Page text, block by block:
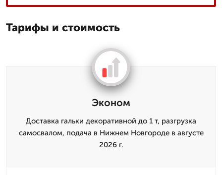
Тарифы и стоимость
Эконом
Доставка гальки декоративной до 1 т, разгрузка
самосвалом, подача в Нижнем Новгороде в августе
2026 г.